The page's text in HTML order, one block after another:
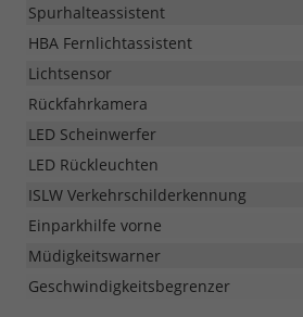
Spurhalteassistent
HBA Fernlichtassistent
Lichtsensor
Rückfahrkamera
LED Scheinwerfer
LED Rückleuchten
ISLW Verkehrschilderkennung
Einparkhilfe vorne
Müdigkeitswarner
Geschwindigkeitsbegrenzer